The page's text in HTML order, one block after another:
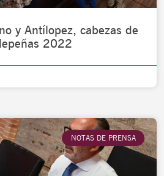
y Antílopez, cabezas de
2022
NOTAS DE PRENSA